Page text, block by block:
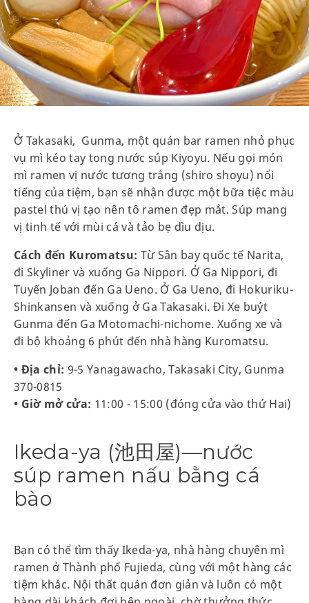
Ở Takasaki, Gunma, một quán bar ramen nhỏ phục
vụ mì kéo tay tong nước súp Kiyoyu. Nếu gọi món
mì ramen vị nước tương trắng (shiro shoyu) nổi
tiếng của tiệm, bạn sẽ nhận được một bữa tiệc màu
pastel thú vị tạo nên tô ramen đẹp mắt. Súp mang
vị tinh tế với mùi cá và tảo bẹ dìu dịu.
Cách đến Kuromatsu: Từ Sân bay quốc tế Narita,
đi Skyliner và xuống Ga Nippori. Ở Ga Nippori, đi
Tuyến Joban đến Ga Ueno. Ở Ga Ueno, đi Hokuriku-
Shinkansen và xuống ở Ga Takasaki. Đi Xe buýt
Gunma đến Ga Motomachi-nichome. Xuống xe và
đi bộ khoảng 6 phút đến nhà hàng Kuromatsu.
• Địa chỉ: 9-5 Yanagawacho, Takasaki City, Gunma
370-0815
• Giờ mở cửa: 11:00 - 15:00 (đóng cửa vào thứ Hai)
Ikeda-ya (池田屋)—nước
súp ramen nấu bằng cá
bào
Bạn có thể tìm thấy Ikeda-ya, nhà hàng chuyên mì
ramen ở Thành phố Fujieda, cùng với một hàng các
tiệm khác. Nội thất quán đơn giản và luôn có một